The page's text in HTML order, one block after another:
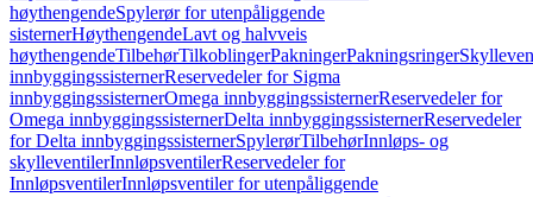
høythengendeSpylerør for utenpåliggende
sisternerHøythengendeLavt og halvveis
høythengendeTilbehørTilkoblingerPakningerPakningsringer
innbyggingssisternerReservedeler for Sigma
innbyggingssisternerOmega innbyggingssisternerReservedeler for
Omega innbyggingssisternerDelta innbyggingssisternerReservedeler
for Delta innbyggingssisternerSpylerørTilbehørInnløps- og
skylleventilerInnløpsventilerReservedeler for
InnløpsventilerInnløpsventiler for utenpåliggende